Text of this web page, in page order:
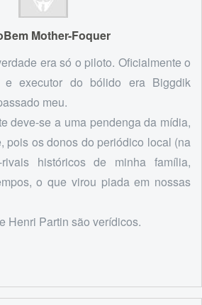
Mother-Foquer
era só o piloto. Oficialmente o
e executor do bólido era Biggdik
meu.
deve-se a uma pendenga da mídia,
pois os donos do periódico local (na
históricos de minha família,
o que virou piada em nossas
Henri Partin são verídicos.